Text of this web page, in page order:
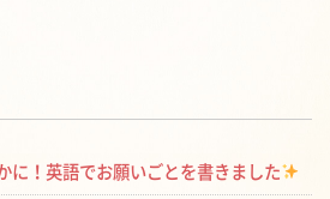
に！英語でお願いごとを書きました